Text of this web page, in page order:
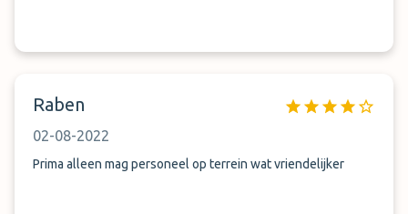
Raben
02-08-2022
Prima alleen mag personeel op terrein wat vriendelijker